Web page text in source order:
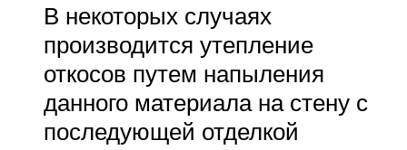
В некоторых случаях
производится утепление
откосов путем напыления
данного материала на стену с
последующей отделкой